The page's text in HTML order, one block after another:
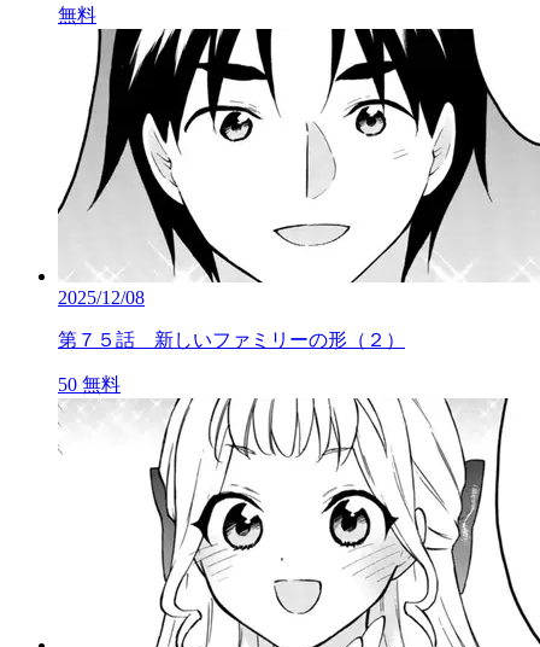
無料
2025/12/08
第７５話 新しいファミリーの形（２）
50 無料